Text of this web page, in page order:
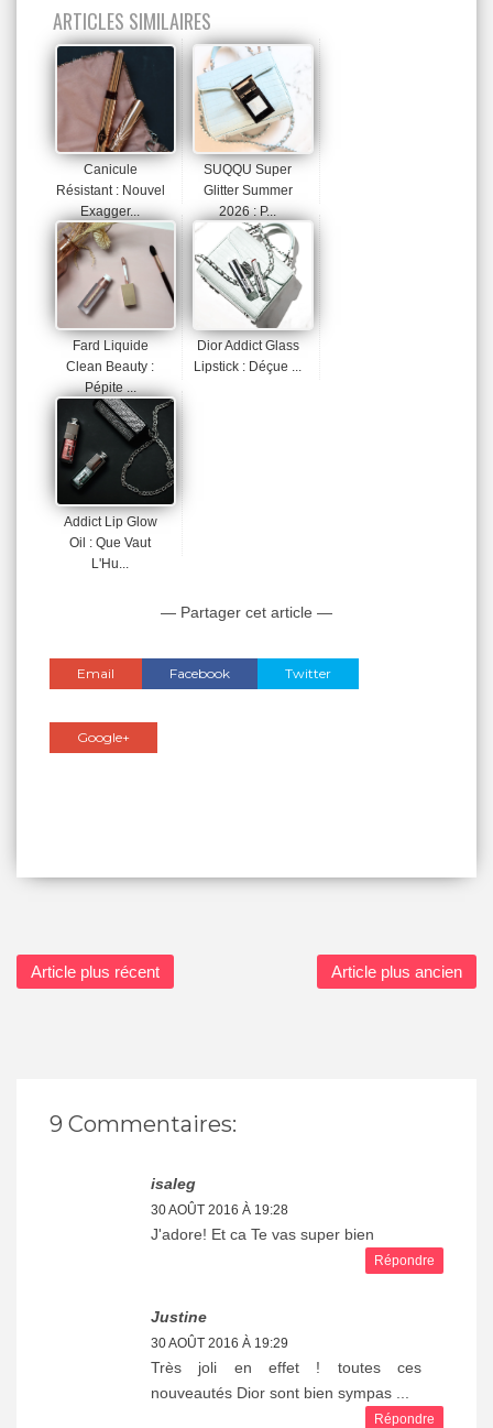
ARTICLES SIMILAIRES
Canicule
Résistant : Nouvel
Exagger...
SUQQU Super
Glitter Summer
2026 : P...
Fard Liquide
Clean Beauty :
Pépite ...
Dior Addict Glass
Lipstick : Déçue ...
Addict Lip Glow
Oil : Que Vaut
L'Hu...
— Partager cet article —
Email Facebook Twitter
Google+
Article plus récent Article plus ancien
9 Commentaires:
isaleg
30 AOÛT 2016 À 19:28
J'adore! Et ca Te vas super bien
Répondre
Justine
30 AOÛT 2016 À 19:29
Très joli en effet ! toutes ces
nouveautés Dior sont bien sympas ...
Répondre